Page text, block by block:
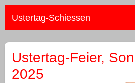
Ustertag-Schiessen
Ustertag-Feier,
2025